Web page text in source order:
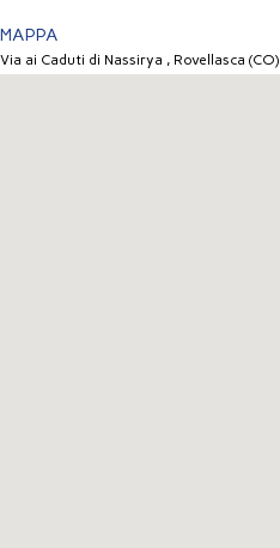
MAPPA
Via ai Caduti di Nassirya , Rovellasca (CO)